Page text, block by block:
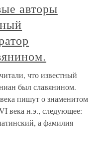
авторы
что известный
был славянином.
пишут о знаменитом
века н.э., следующее:
а фамилия